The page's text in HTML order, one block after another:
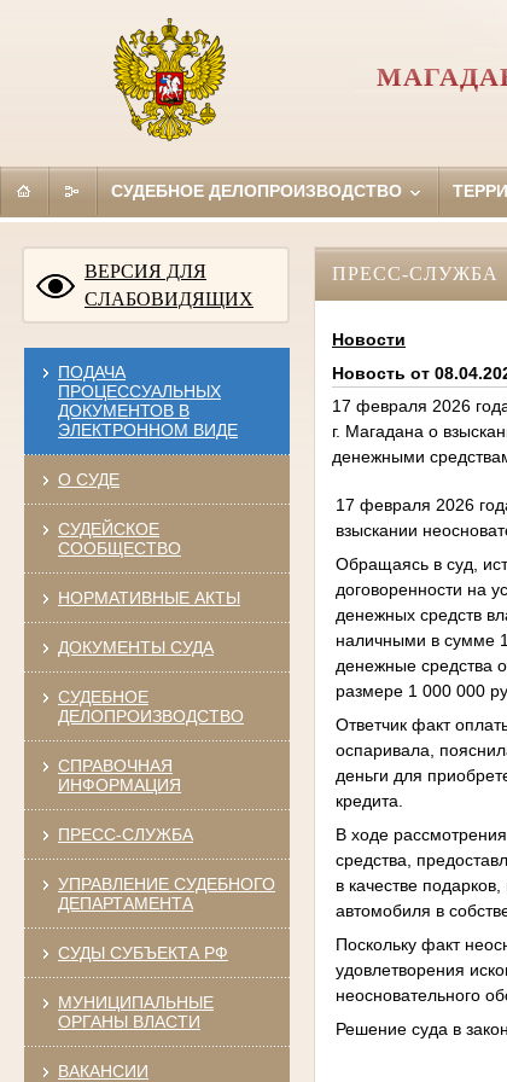
СУДЕБНОЕ ДЕЛОПРОИЗВОДСТВО
ВЕРСИЯ ДЛЯ
СЛАБОВИДЯЩИХ
ПОДАЧА
ПРОЦЕССУАЛЬНЫХ
ДОКУМЕНТОВ В
ЭЛЕКТРОННОМ ВИДЕ
О СУДЕ
СУДЕЙСКОЕ
СООБЩЕСТВО
НОРМАТИВНЫЕ АКТЫ
ДОКУМЕНТЫ СУДА
СУДЕБНОЕ
ДЕЛОПРОИЗВОДСТВО
СПРАВОЧНАЯ
ИНФОРМАЦИЯ
ПРЕСС-СЛУЖБА
УПРАВЛЕНИЕ СУДЕБНОГО
ДЕПАРТАМЕНТА
СУДЫ СУБЪЕКТА РФ
МУНИЦИПАЛЬНЫЕ
ОРГАНЫ ВЛАСТИ
ВАКАНСИИ
ПРЕСС-СЛУЖБА
Новости
Новость от
17 февраля 2026
г. Магадана о
денежными
17 февраля 2026
взыскании
Обращаясь в суд,
договоренности на
денежных средств
наличными в сумме
денежные средства
размере 1 000 000
Ответчик факт
оспаривала,
деньги для
кредита.
В ходе
средства,
в качестве
автомобиля в
Поскольку факт
удовлетворения
неосновательного
Решение суда в